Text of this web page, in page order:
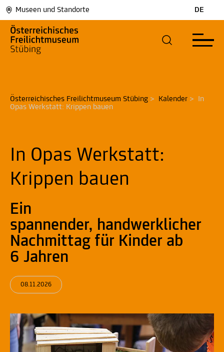
Museen und Standorte DE
Österreichisches Freilichtmuseum Stübing > Kalender >
In
Opas Werkstatt: Krippen bauen
In Opas Werkstatt:
Krippen bauen
Ein
spannender, handwerklicher
Nachmittag für Kinder ab
6 Jahren
08.11.2026